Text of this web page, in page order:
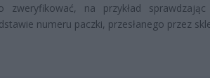
zweryfikować, na przykład
numeru paczki, przesłanego przez